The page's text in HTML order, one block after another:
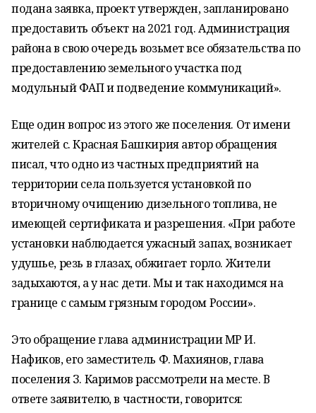
подана заявка, проект утвержден, запланировано
предоставить объект на 2021 год. Администрация
района в свою очередь возьмет все обязательства по
предоставлению земельного участка под
модульный ФАП и подведение коммуникаций».
Еще один вопрос из этого же поселения. От имени
жителей с. Красная Башкирия автор обращения
писал, что одно из частных предприятий на
территории села пользуется установкой по
вторичному очищению дизельного топлива, не
имеющей сертификата и разрешения. «При работе
установки наблюдается ужасный запах, возникает
удушье, резь в глазах, обжигает горло. Жители
задыхаются, а у нас дети. Мы и так находимся на
границе с самым грязным городом России».
Это обращение глава администрации МР И.
Нафиков, его заместитель Ф. Махиянов, глава
поселения З. Каримов рассмотрели на месте. В
ответе заявителю, в частности, говорится: